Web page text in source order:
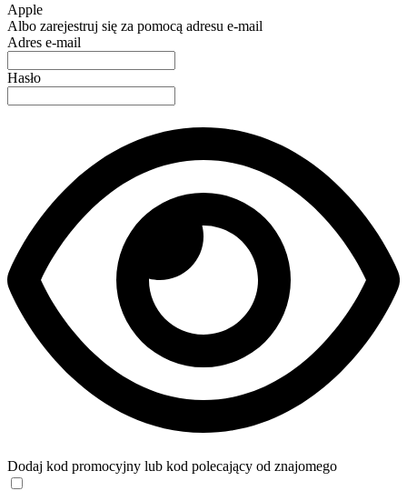
Apple
Albo zarejestruj się za pomocą adresu e-mail
Adres e-mail
Hasło
Dodaj kod promocyjny lub kod polecający od znajomego